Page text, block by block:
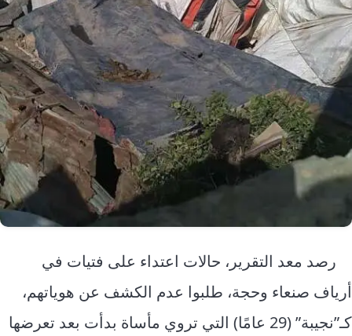
رصد معد التقرير، حالات اعتداء على فتيات في
أرياف صنعاء وحجة، طلبوا عدم الكشف عن هوياتهم،
كـ”نجيبة” (29 عامًا) التي تروي مأساة بدأت بعد تعرضها